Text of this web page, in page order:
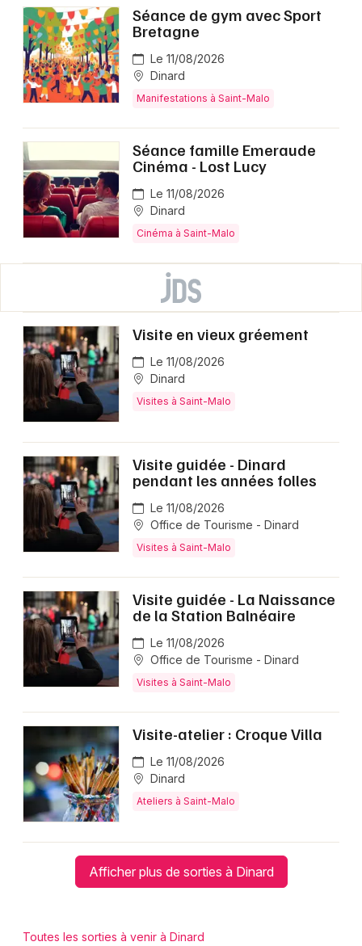
Séance de gym avec Sport
Bretagne
Le 11/08/2026
Dinard
Manifestations à Saint-Malo
Séance famille Emeraude
Cinéma - Lost Lucy
Le 11/08/2026
Dinard
Cinéma à Saint-Malo
Visite en vieux gréement
Le 11/08/2026
Dinard
Visites à Saint-Malo
Visite guidée - Dinard
pendant les années folles
Le 11/08/2026
Office de Tourisme - Dinard
Visites à Saint-Malo
Visite guidée - La Naissance
de la Station Balnéaire
Le 11/08/2026
Office de Tourisme - Dinard
Visites à Saint-Malo
Visite-atelier : Croque Villa
Le 11/08/2026
Dinard
Ateliers à Saint-Malo
Afficher plus de sorties à Dinard
Toutes les sorties à venir à Dinard